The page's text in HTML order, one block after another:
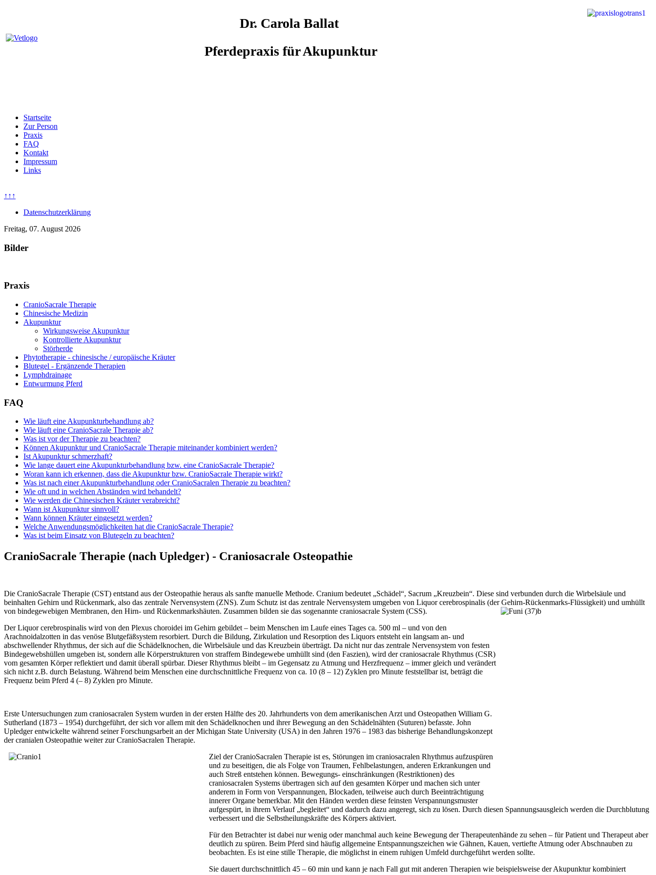
Dr. Carola Ballat
Pferdepraxis für Akupunktur
Startseite
Zur Person
Praxis
FAQ
Kontakt
Impressum
Links
↑↑↑
Datenschutzerklärung
Freitag, 07. August 2026
Bilder
Praxis
CranioSacrale Therapie
Chinesische Medizin
Akupunktur
Wirkungsweise Akupunktur
Kontrollierte Akupunktur
Störherde
Phytotherapie - chinesische / europäische Kräuter
Blutegel - Ergänzende Therapien
Lymphdrainage
Entwurmung Pferd
FAQ
Wie läuft eine Akupunkturbehandlung ab?
Wie läuft eine CranioSacrale Therapie ab?
Was ist vor der Therapie zu beachten?
Können Akupunktur und CranioSacrale Therapie miteinander kombiniert werden?
Ist Akupunktur schmerzhaft?
Wie lange dauert eine Akupunkturbehandlung bzw. eine CranioSacrale Therapie?
Woran kann ich erkennen, dass die Akupunktur bzw. CranioSacrale Therapie wirkt?
Was ist nach einer Akupunkturbehandlung oder CranioSacralen Therapie zu beachten?
Wie oft und in welchen Abständen wird behandelt?
Wie werden die Chinesischen Kräuter verabreicht?
Wann ist Akupunktur sinnvoll?
Wann können Kräuter eingesetzt werden?
Welche Anwendungsmöglichkeiten hat die CranioSacrale Therapie?
Was ist beim Einsatz von Blutegeln zu beachten?
CranioSacrale Therapie (nach Upledger) - Craniosacrale Osteopathie
Die CranioSacrale Therapie (CST) entstand aus der Osteopathie heraus als sanfte manuelle Methode. Cranium bedeutet „Schädel“, Sacrum „Kreuzbein“. Diese sind verbunden durch die Wirbelsäule und
beinhalten Gehirn und Rückenmark, also das zentrale Nervensystem (ZNS). Zum Schutz ist das zentrale Nervensystem umgeben von Liquor cerebrospinalis (der Gehirn-Rückenmarks-Flüssigkeit) und umhüllt
von bindegewebigen Membranen, den Hirn- und Rückenmarkshäuten. Zusammen bilden sie das sogenannte craniosacrale System (CSS).
Der Liquor cerebrospinalis wird von den Plexus choroidei im Gehirn gebildet – beim Menschen im Laufe eines Tages ca. 500 ml – und von den
Arachnoidalzotten in das venöse Blutgefäßsystem resorbiert. Durch die Bildung, Zirkulation und Resorption des Liquors entsteht ein langsam an- und
abschwellender Rhythmus, der sich auf die Schädelknochen, die Wirbelsäule und das Kreuzbein überträgt. Da nicht nur das zentrale Nervensystem von festen
Bindegewebshüllen umgeben ist, sondern alle Körperstrukturen von straffem Bindegewebe umhüllt sind (den Faszien), wird der craniosacrale Rhythmus (CSR)
vom gesamten Körper reflektiert und damit überall spürbar. Dieser Rhythmus bleibt – im Gegensatz zu Atmung und Herzfrequenz – immer gleich und verändert
sich nicht z.B. durch Belastung. Während beim Menschen eine durchschnittliche Frequenz von ca. 10 (8 – 12) Zyklen pro Minute feststellbar ist, beträgt die
Frequenz beim Pferd 4 (– 8) Zyklen pro Minute.
Erste Untersuchungen zum craniosacralen System wurden in der ersten Hälfte des 20. Jahrhunderts von dem amerikanischen Arzt und Osteopathen William G.
Sutherland (1873 – 1954) durchgeführt, der sich vor allem mit den Schädelknochen und ihrer Bewegung an den Schädelnähten (Suturen) befasste. John
Upledger entwickelte während seiner Forschungsarbeit an der Michigan State University (USA) in den Jahren 1976 – 1983 das bisherige Behandlungskonzept
der cranialen Osteopathie weiter zur CranioSacralen Therapie.
Ziel der CranioSacralen Therapie ist es, Störungen im craniosacralen Rhythmus aufzuspüren
und zu beseitigen, die als Folge von Traumen, Fehlbelastungen, anderen Erkrankungen und
auch Streß entstehen können. Bewegungs- einschränkungen (Restriktionen) des
craniosacralen Systems übertragen sich auf den gesamten Körper und machen sich unter
anderem in Form von Verspannungen, Blockaden, teilweise auch durch Beeinträchtigung
innerer Organe bemerkbar. Mit den Händen werden diese feinsten Verspannungsmuster
aufgespürt, in ihrem Verlauf „begleitet“ und dadurch dazu angeregt, sich zu lösen. Durch diesen Spannungsausgleich werden die Durchblutung
verbessert und die Selbstheilungskräfte des Körpers aktiviert.
Für den Betrachter ist dabei nur wenig oder manchmal auch keine Bewegung der Therapeutenhände zu sehen – für Patient und Therapeut aber
deutlich zu spüren. Beim Pferd sind häufig allgemeine Entspannungszeichen wie Gähnen, Kauen, vertiefte Atmung oder Abschnauben zu
beobachten. Es ist eine stille Therapie, die möglichst in einem ruhigen Umfeld durchgeführt werden sollte.
Sie dauert durchschnittlich 45 – 60 min und kann je nach Fall gut mit anderen Therapien wie beispielsweise der Akupunktur kombiniert